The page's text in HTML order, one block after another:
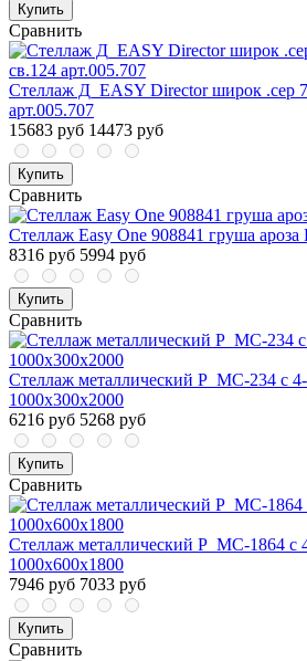
Купить
Сравнить
Стеллаж Д_EASY Director широк .сер
арт.005.707
15683 руб 14473 руб
Купить
Сравнить
Стеллаж Easy One 908841 груша ароза
8316 руб 5994 руб
Купить
Сравнить
Стеллаж металлический P_МС-234 с
1000х300х2000
6216 руб 5268 руб
Купить
Сравнить
Стеллаж металлический P_МС-1864 с
1000х600х1800
7946 руб 7033 руб
Купить
Сравнить